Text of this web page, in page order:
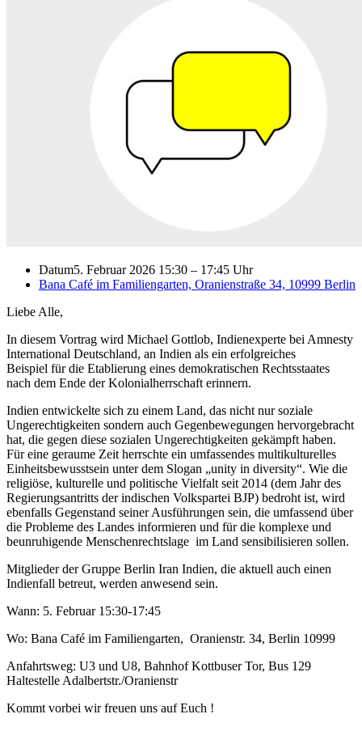
Datum5. Februar 2026 15:30 – 17:45 Uhr
Bana Café im Familiengarten, Oranienstraße 34, 10999 Berlin
Liebe Alle,
In diesem Vortrag wird Michael Gottlob, Indienexperte bei Amnesty
International Deutschland, an Indien als ein erfolgreiches
Beispiel für die Etablierung eines demokratischen Rechtsstaates
nach dem Ende der Kolonialherrschaft erinnern.
Indien entwickelte sich zu einem Land, das nicht nur soziale
Ungerechtigkeiten sondern auch Gegenbewegungen hervorgebracht
hat, die gegen diese sozialen Ungerechtigkeiten gekämpft haben.
Für eine geraume Zeit herrschte ein umfassendes multikulturelles
Einheitsbewusstsein unter dem Slogan „unity in diversity“. Wie die
religiöse, kulturelle und politische Vielfalt seit 2014 (dem Jahr des
Regierungsantritts der indischen Volkspartei BJP) bedroht ist, wird
ebenfalls Gegenstand seiner Ausführungen sein, die umfassend über
die Probleme des Landes informieren und für die komplexe und
beunruhigende Menschenrechtslage im Land sensibilisieren sollen.
Mitglieder der Gruppe Berlin Iran Indien, die aktuell auch einen
Indienfall betreut, werden anwesend sein.
Wann: 5. Februar 15:30-17:45
Wo: Bana Café im Familiengarten, Oranienstr. 34, Berlin 10999
Anfahrtsweg: U3 und U8, Bahnhof Kottbuser Tor, Bus 129
Haltestelle Adalbertstr./Oranienstr
Kommt vorbei wir freuen uns auf Euch !